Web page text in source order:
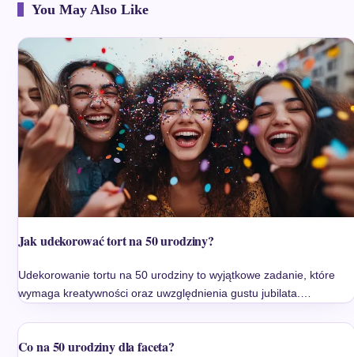
You May Also Like
Jak udekorować tort na 50 urodziny?
Udekorowanie tortu na 50 urodziny to wyjątkowe zadanie, które
wymaga kreatywności oraz uwzględnienia gustu jubilata.…
Co na 50 urodziny dla faceta?